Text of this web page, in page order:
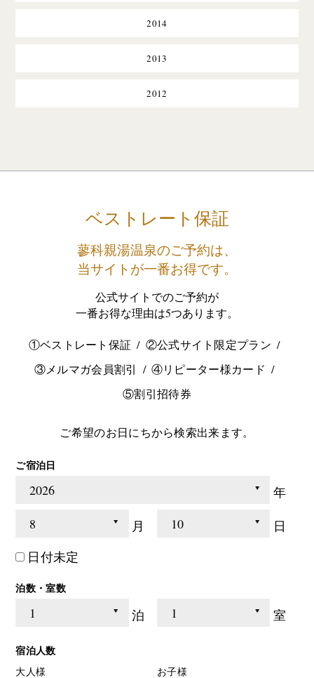
2014
2013
2012
ベストレート保証
蓼科親湯温泉のご予約は、
当サイトが一番お得です。
公式サイトでのご予約が
一番お得な理由は5つあります。
①ベストレート保証
②公式サイト限定プラン
③メルマガ会員割引
④リピーター様カード
⑤割引招待券
ご希望のお日にちから検索出来ます。
ご宿泊日
年
月
日
日付未定
泊数・室数
泊 室
宿泊人数
大人様 お子様